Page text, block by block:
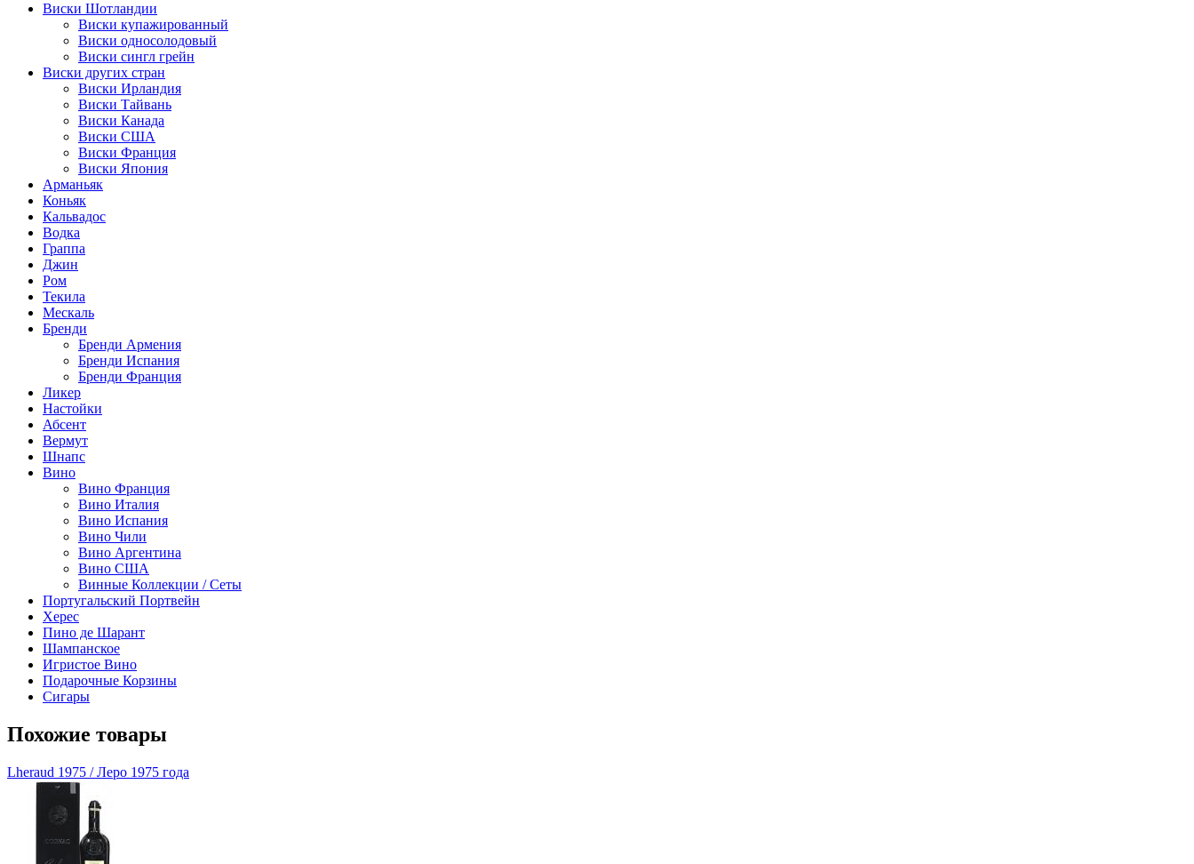
Виски Шотландии
Виски купажированный
Виски односолодовый
Виски сингл грейн
Виски других стран
Виски Ирландия
Виски Тайвань
Виски Канада
Виски США
Виски Франция
Виски Япония
Арманьяк
Коньяк
Кальвадос
Водка
Граппа
Джин
Ром
Текила
Мескаль
Бренди
Бренди Армения
Бренди Испания
Бренди Франция
Ликер
Настойки
Абсент
Вермут
Шнапс
Вино
Вино Франция
Вино Италия
Вино Испания
Вино Чили
Вино Аргентина
Вино США
Винные Коллекции / Сеты
Португальский Портвейн
Херес
Пино де Шарант
Шампанское
Игристое Вино
Подарочные Корзины
Сигары
Похожие товары
Lheraud 1975 / Леро 1975 года